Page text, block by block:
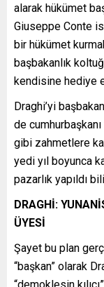
alarak hükümet
Giuseppe Conte
bir hükümet
başbakanlık
kendisine hediye
Draghi’yi
de
gibi zahmetlere
yedi yıl boyunca
pazarlık yapıldı
DRAGHİ:
ÜYESİ
Şayet bu plan
“başkan” olarak
“demoklesin